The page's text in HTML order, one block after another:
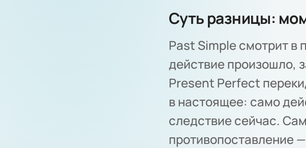
Суть разницы:
Past Simple смотрит в
действие произошло,
Present Perfect
в настоящее: само
следствие сейчас.
противопоставление